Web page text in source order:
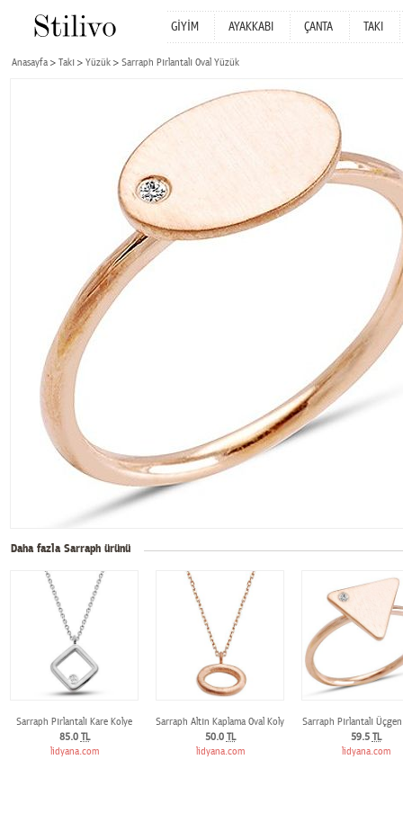
GİYİM AYAKKABI ÇANTA TAKI
Anasayfa Takı Yüzük Sarraph Pırlantalı Oval Yüzük
Daha fazla Sarraph ürünü
Sarraph Pırlantalı Kare Kolye
85.0 TL
lidyana.com
Sarraph Altın Kaplama Oval Kolye
50.0 TL
lidyana.com
Sarraph Pırlantalı
59.5 TL
lidyana.com